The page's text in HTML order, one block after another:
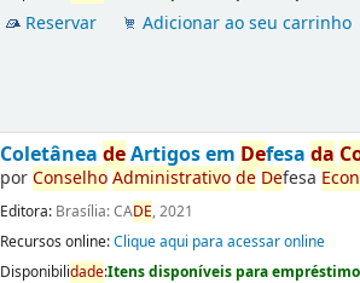
Reservar Adicionar ao seu carrinho
ColetâneadeArtigos em Defesada
porConselhoAdministrativode Defesa
Editora: Brasília: CADE, 2021
Recursos online:Clique aqui para acessar online
Disponibilidade:Itens disponíveis para